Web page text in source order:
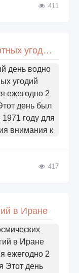
411
Всемирный день водно-болотных угодий (World Wetlands Day)
день водно
угодий
ежегодно 2
день был
году для
внимания к
417
в Иране
в Иране
ежегодно 2
Этот день